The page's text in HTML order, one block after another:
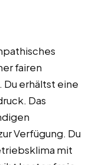
fairen
Du erhältst eine
Das
Verfügung. Du
mit